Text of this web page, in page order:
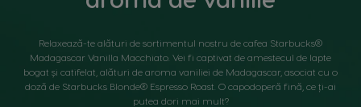
Relaxează-te alături de sortimentul nostru de cafea Starbucks®
Madagascar Vanilla Macchiato. Vei fi captivat de amestecul de lapte
bogat și catifelat, alături de aroma vaniliei de Madagascar, asociat cu o
doză de Starbucks Blonde® Espresso Roast. O capodoperă fină, ce ți-ai
putea dori mai mult?